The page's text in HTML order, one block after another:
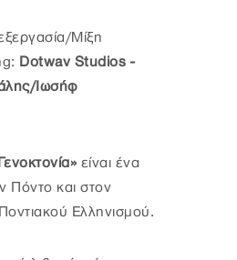
Μίξη
Dotwav Studios -
Ιωσήφ
είναι ένα
Πόντο και στον
Ελληνισμού.